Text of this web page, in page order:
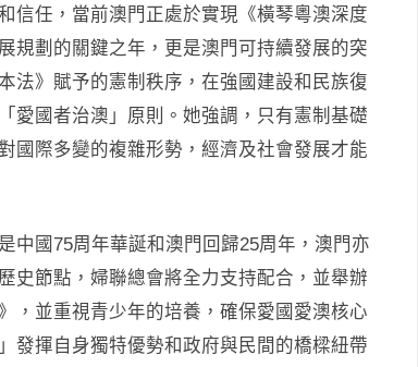
信任，當前澳門正處於實現《橫琴粵澳深度
規劃的關鍵之年，更是澳門可持續發展的突
法》賦予的憲制秩序，在強國建設和民族復
愛國者治澳」原則。她強調，只有憲制基礎
國際多變的複雜形勢，經濟及社會發展才能
中國75周年華誕和澳門回歸25周年，澳門亦
史節點，婦聯總會將全力支持配合，並舉辦
，並重視青少年的培養，確保愛國愛澳核心
發揮自身獨特優勢和政府與民間的橋樑紐帶